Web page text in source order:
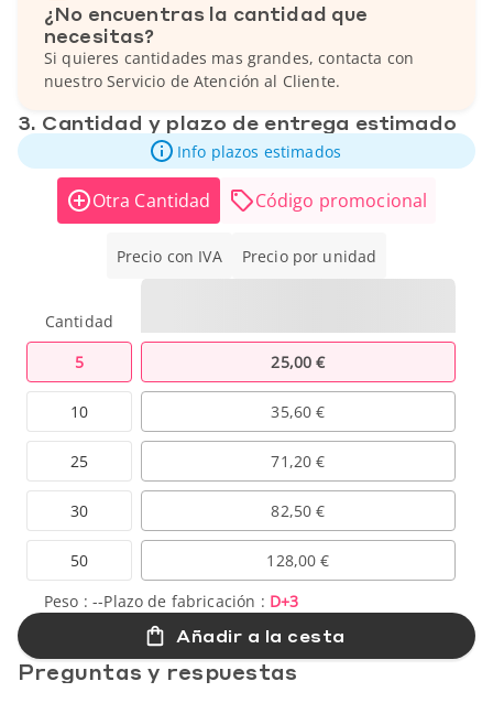
¿No encuentras la cantidad que
necesitas?
Si quieres cantidades mas grandes, contacta con
nuestro Servicio de Atención al Cliente.
3. Cantidad y plazo de entrega estimado
Info plazos estimados
Otra Cantidad Código promocional
Precio con IVA Precio por unidad
Cantidad
5
10
25
30
50
25,00 €
35,60 €
71,20 €
82,50 €
128,00 €
Peso :--Plazo de fabricación : D+3
Añadir a la cesta
Preguntas y respuestas